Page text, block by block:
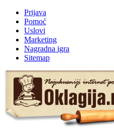
Prijava
Pomoć
Uslovi
Marketing
Nagradna igra
Sitemap